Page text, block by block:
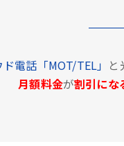
電話「MOT/TEL」 と
月額料金が割引にな